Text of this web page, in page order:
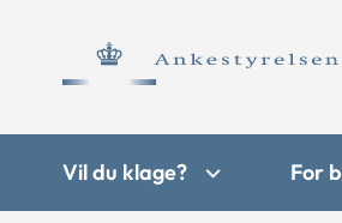
Vil du klage? For